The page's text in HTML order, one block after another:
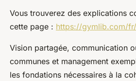
Vous trouverez des explications
cette page : https://gymlib.com/
Vision partagée, communication
communes et management
les fondations nécessaires à la